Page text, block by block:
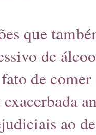
que
de
de
ao